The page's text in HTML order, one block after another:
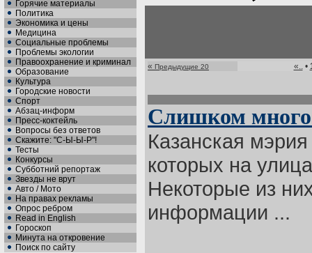
Горячие материалы
Политика
Экономика и цены
Медицина
Социальные проблемы
Проблемы экологии
Правоохранение и криминал
Образование
Культура
Городские новости
Спорт
Абзац-информ
Пресс-коктейль
Вопросы без ответов
Скажите: "С-Ы-Ы-Р"!
Тесты
Конкурсы
Субботний репортаж
Звезды не врут
Авто / Мото
На правах рекламы
Опрос ребром
Read in English
Гороскоп
Минута на откровение
Поиск по сайту
« Предыдущие 20 «..•
Слишком много
Казанская
которых на
Некоторые из
информации ...